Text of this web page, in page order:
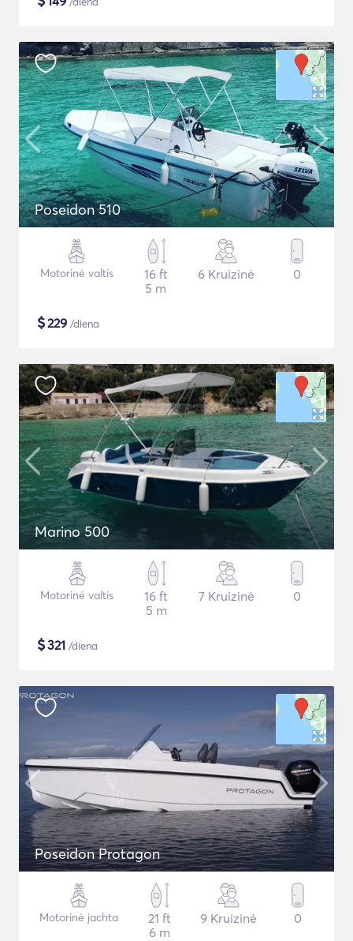
Poseidon 510
Motorinė valtis
16 ft
5 m
6 Kruizinė 0
$229 /diena
Marino 500
Motorinė valtis
16 ft
5 m
7 Kruizinė 0
$321 /diena
Poseidon Protagon
Motorinė jachta
21 ft
6 m
9 Kruizinė 0